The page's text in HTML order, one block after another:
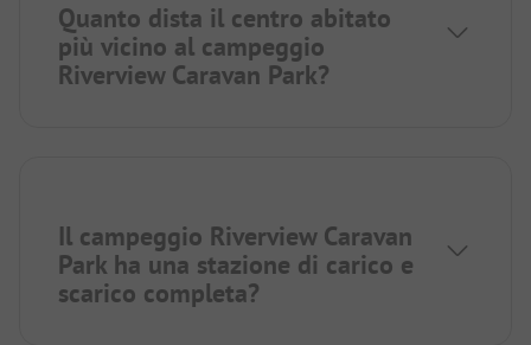
Quanto dista il centro abitato
più vicino al campeggio
Riverview Caravan Park?
Il campeggio Riverview Caravan
Park ha una stazione di carico e
scarico completa?